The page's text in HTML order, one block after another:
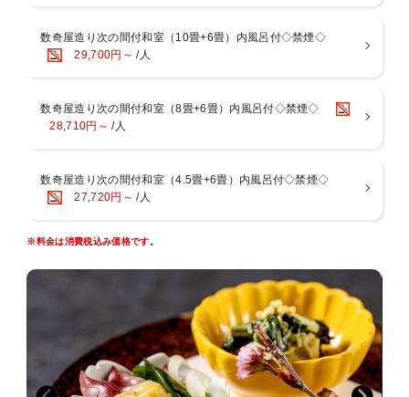
記入ください
いませ
■お食事－お部屋－
※献立は月替わりになりますが、仕入れ状況により献立が変更となる
※当館は基本お部屋食になりますが、４名様以上の場合は夕朝食共に
別部屋での個室食となる場合がございます。ご了承くださいませ
■温泉－男女入替制－[15:00～翌9：30]
52.2度の絶えず湧き出ております自家源泉。湯河原の湯は「薬師の
湯」と呼ばれ、弱食塩泉・弱アルカリ性という理想的な泉質で、非常
にお肌にやさしい温泉。美肌の湯といわれる湯河原温泉を心ゆくまで
数奇屋造り次の間付和室（10畳+6畳）内風呂付◇禁煙◇
29,700円～ /人
数奇屋造り次の間付和室（8畳+6畳）内風呂付◇禁煙◇
28,710円～ /人
数奇屋造り次の間付和室（4.5畳+6畳）内風呂付◇禁煙◇
27,720円～ /人
※料金は消費税込み価格です。